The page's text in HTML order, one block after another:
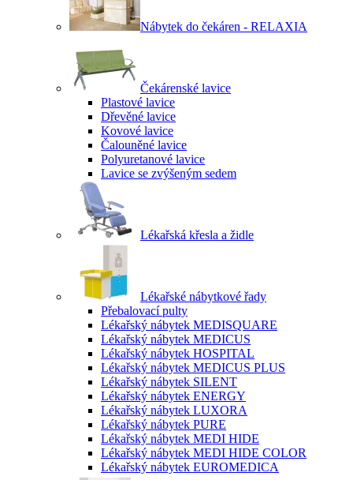
Nábytek do čekáren - RELAXIA
Čekárenské lavice
Plastové lavice
Dřevěné lavice
Kovové lavice
Čalouněné lavice
Polyuretanové lavice
Lavice se zvýšeným sedem
Lékařská křesla a židle
Lékařské nábytkové řady
Přebalovací pulty
Lékařský nábytek MEDISQUARE
Lékařský nábytek MEDICUS
Lékařský nábytek HOSPITAL
Lékařský nábytek MEDICUS PLUS
Lékařský nábytek SILENT
Lékařský nábytek ENERGY
Lékařský nábytek LUXORA
Lékařský nábytek PURE
Lékařský nábytek MEDI HIDE
Lékařský nábytek MEDI HIDE COLOR
Lékařský nábytek EUROMEDICA